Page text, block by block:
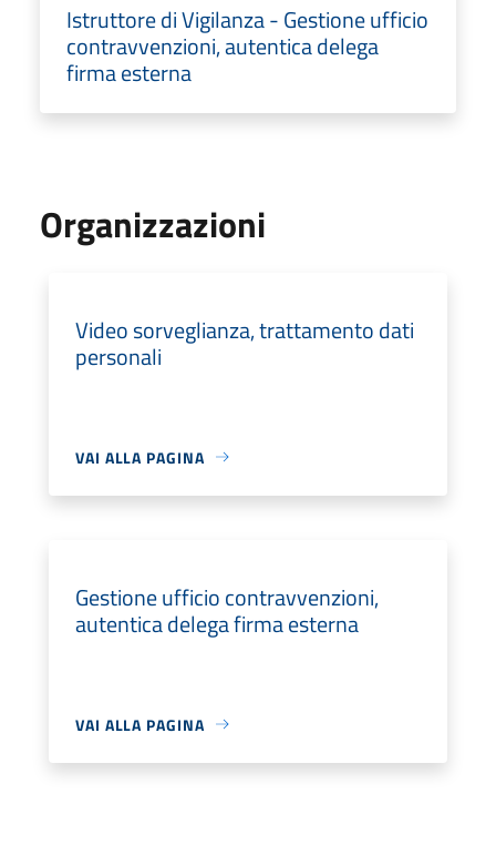
Istruttore di Vigilanza - Gestione ufficio
contravvenzioni, autentica delega
firma esterna
Organizzazioni
Video sorveglianza, trattamento dati
personali
VAI ALLA PAGINA
Gestione ufficio contravvenzioni,
autentica delega firma esterna
VAI ALLA PAGINA